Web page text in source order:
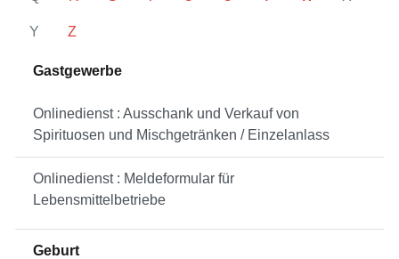
Y Z
Gastgewerbe
Onlinedienst : Ausschank und Verkauf von
Spirituosen und Mischgetränken / Einzelanlass
Onlinedienst : Meldeformular für
Lebensmittelbetriebe
Geburt